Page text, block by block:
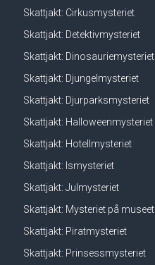
Skattjakt: Cirkusmysteriet
Skattjakt: Detektivmysteriet
Skattjakt: Dinosauriemysteriet
Skattjakt: Djungelmysteriet
Skattjakt: Djurparksmysteriet
Skattjakt: Halloweenmysteriet
Skattjakt: Hotellmysteriet
Skattjakt: Ismysteriet
Skattjakt: Julmysteriet
Skattjakt: Mysteriet på museet
Skattjakt: Piratmysteriet
Skattjakt: Prinsessmysteriet